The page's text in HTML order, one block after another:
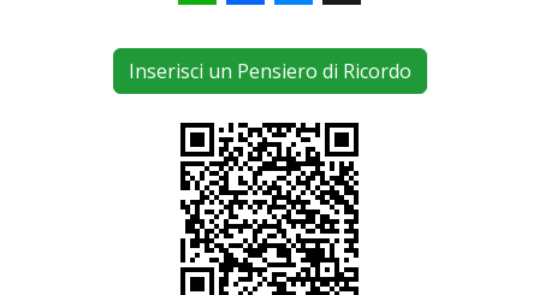
Inserisci un Pensiero di Ricordo